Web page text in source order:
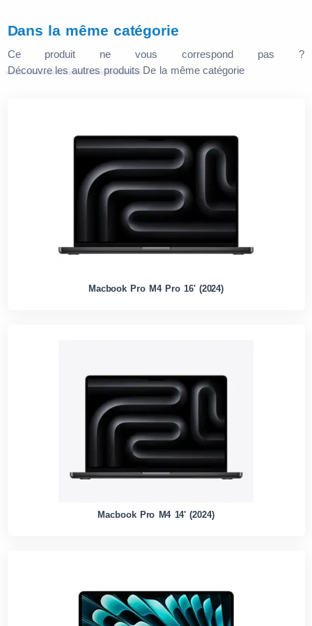
Dans la même catégorie
Ce produit ne vous correspond pas ?
Découvre les autres produits De la même catégorie
Macbook Pro M4 Pro 16' (2024)
Macbook Pro M4 14' (2024)